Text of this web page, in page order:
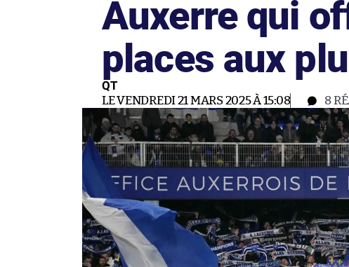
Auxerre qui
places aux
QT
LE VENDREDI 21 MARS 2025 À 15:08 8